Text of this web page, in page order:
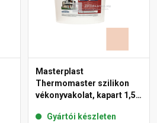
Masterplast
Thermomaster szilikon
vékonyvakolat, kapart 1,5
Gyártói készleten